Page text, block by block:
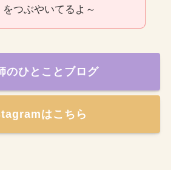
をつぶやいてるよ～
のひとことブログ
はこちら